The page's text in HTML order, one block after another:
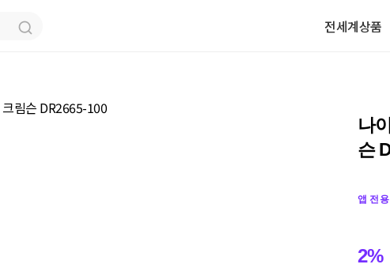
전세계상품
나
슨
앱 전
2%